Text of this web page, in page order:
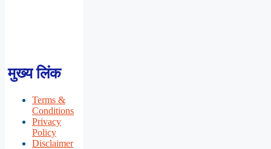
मुख्य लिंक
Terms &
Conditions
Privacy
Policy
Disclaimer